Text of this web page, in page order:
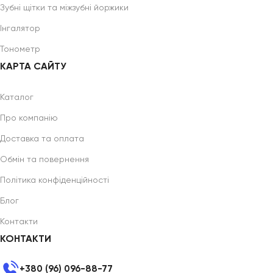
Зубні щітки та міжзубні йоржики
Інгалятор
Тонометр
КАРТА САЙТУ
Каталог
Про компанію
Доставка та оплата
Обмін та повернення
Політика конфіденційності
Блог
Контакти
КОНТАКТИ
+380 (96) 096-88-77